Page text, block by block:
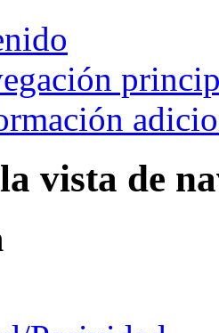
vista de